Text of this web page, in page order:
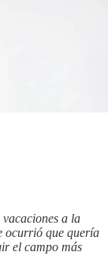
a la
ocurrió que quería
el campo más